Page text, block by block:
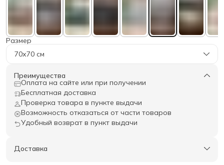
Размер
70х70 см
Преимущества
Оплата на сайте или при получении
Бесплатная доставка
Проверка товара в пункте выдачи
Возможность отказаться от части товаров
Удобный возврат в пункт выдачи
Доставка